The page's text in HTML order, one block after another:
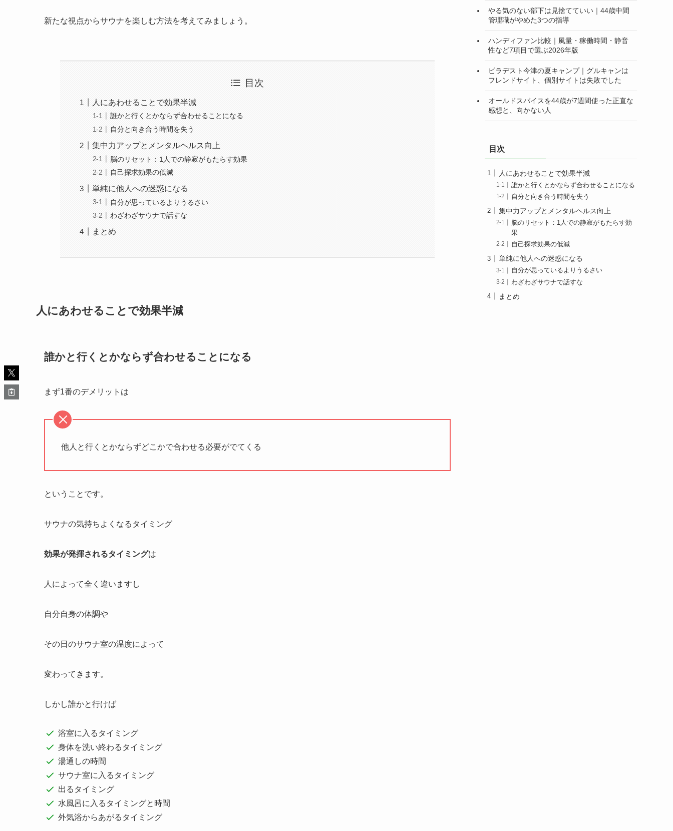
新たな視点からサウナを楽しむ方法を考えてみましょう。
目次
人にあわせることで効果半減
誰かと行くとかならず合わせることになる
自分と向き合う時間を失う
集中力アップとメンタルヘルス向上
脳のリセット：1人での静寂がもたらす効果
自己探求効果の低減
単純に他人への迷惑になる
自分が思っているよりうるさい
わざわざサウナで話すな
まとめ
人にあわせることで効果半減
誰かと行くとかならず合わせることになる
まず1番のデメリットは
他人と行くとかならずどこかで合わせる必要がでてくる
ということです。
サウナの気持ちよくなるタイミング
効果が発揮されるタイミングは
人によって全く違いますし
自分自身の体調や
その日のサウナ室の温度によって
変わってきます。
しかし誰かと行けば
浴室に入るタイミング
身体を洗い終わるタイミング
湯通しの時間
サウナ室に入るタイミング
出るタイミング
水風呂に入るタイミングと時間
外気浴からあがるタイミング
やる気のない部下は見捨てていい｜44歳中間
管理職がやめた3つの指導
ハンディファン比較｜風量・稼働時間・静音
性など7項目で選ぶ2026年版
ビラデスト今津の夏キャンプ｜グルキャンは
フレンドサイト、個別サイトは失敗でした
オールドスパイスを44歳が7週間使った正直な
感想と、向かない人
目次
人にあわせることで効果半減
誰かと行くとかならず合わせることになる
自分と向き合う時間を失う
集中力アップとメンタルヘルス向上
脳のリセット：1人での静寂がもたらす効
果
自己探求効果の低減
単純に他人への迷惑になる
自分が思っているよりうるさい
わざわざサウナで話すな
まとめ